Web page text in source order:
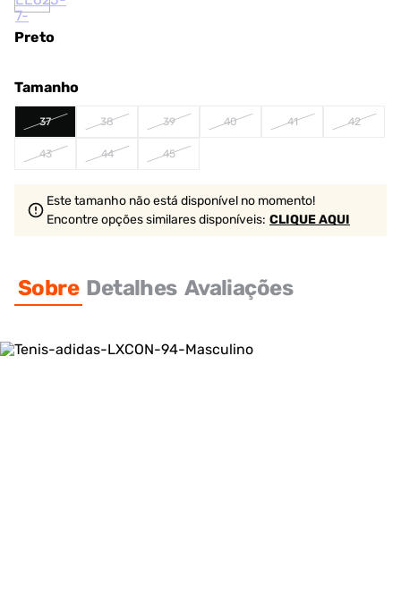
Preto
Tamanho
37 38 39 40 41 42
43 44 45
Este tamanho não está disponível no momento!
Encontre opções similaresdisponíveis: CLIQUE AQUI
Sobre Detalhes Avaliações